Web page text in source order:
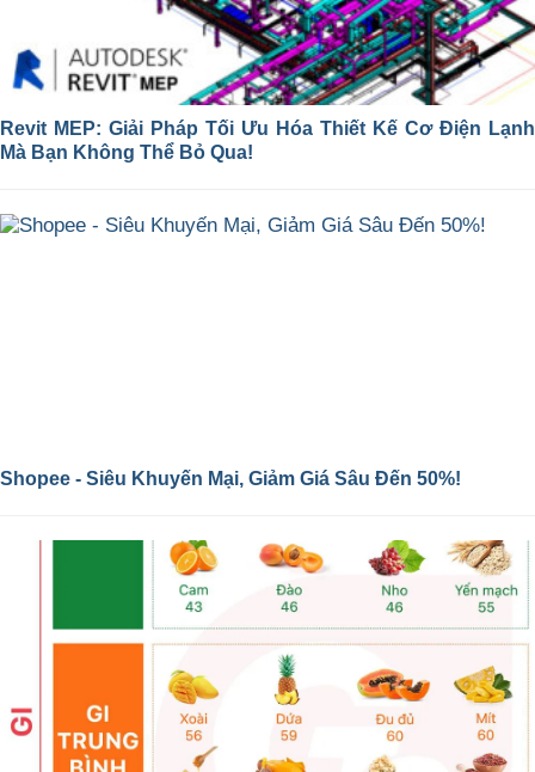
Revit MEP: Giải Pháp Tối Ưu Hóa Thiết Kế Cơ Điện Lạnh
Mà Bạn Không Thể Bỏ Qua!
Shopee - Siêu Khuyến Mại, Giảm Giá Sâu Đến 50%!